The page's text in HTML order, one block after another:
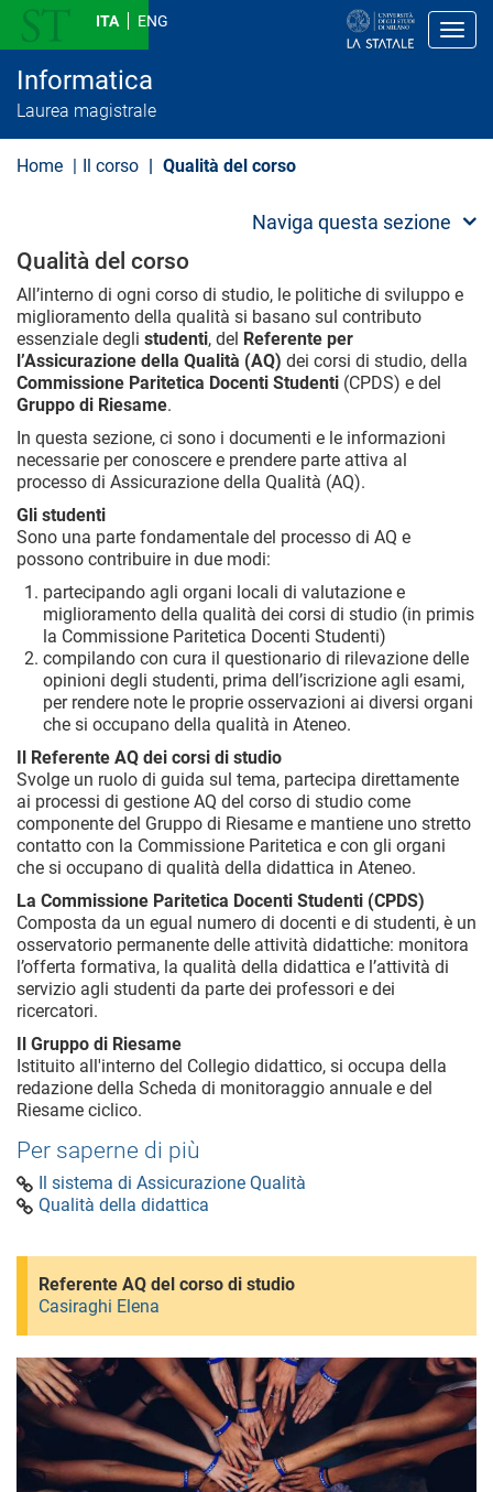
l
c
Informatica
Laurea magistrale
ITA ENG
Home Il corso Qualità del corso
Naviga questa sezione
Qualità del corso
All’interno di ogni corso di studio, le politiche di sviluppo e
miglioramento della qualità si basano sul contributo
essenziale degli studenti, del Referente per
l’Assicurazione della Qualità (AQ) dei corsi di studio, della
Commissione Paritetica Docenti Studenti (CPDS) e del
Gruppo di Riesame.
In questa sezione, ci sono i documenti e le informazioni
necessarie per conoscere e prendere parte attiva al
processo di Assicurazione della Qualità (AQ).
Gli studenti
Sono una parte fondamentale del processo di AQ e
possono contribuire in due modi:
partecipando agli organi locali di valutazione e
miglioramento della qualità dei corsi di studio (in primis
la Commissione Paritetica Docenti Studenti)
compilando con cura il questionario di rilevazione delle
opinioni degli studenti, prima dell’iscrizione agli esami,
per rendere note le proprie osservazioni ai diversi organi
che si occupano della qualità in Ateneo.
Il Referente AQ dei corsi di studio
Svolge un ruolo di guida sul tema, partecipa direttamente
ai processi di gestione AQ del corso di studio come
componente del Gruppo di Riesame e mantiene uno stretto
contatto con la Commissione Paritetica e con gli organi
che si occupano di qualità della didattica in Ateneo.
La Commissione Paritetica Docenti Studenti (CPDS)
Composta da un egual numero di docenti e di studenti, è un
osservatorio permanente delle attività didattiche: monitora
l’offerta formativa, la qualità della didattica e l’attività di
servizio agli studenti da parte dei professori e dei
ricercatori.
Il Gruppo di Riesame
Istituito all'interno del Collegio didattico, si occupa della
redazione della Scheda di monitoraggio annuale e del
Riesame ciclico.
Per saperne di più
Il sistema di Assicurazione Qualità
Qualità della didattica
Referente AQ del corso di studio
Casiraghi Elena